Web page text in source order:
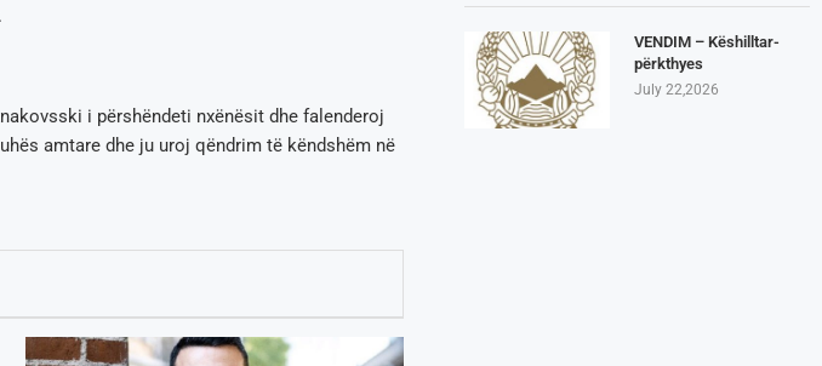
i përshëndeti nxënësit dhe falenderoj
amtare dhe ju uroj qëndrim të këndshëm në
VENDIM – Këshilltar-
përkthyes
July 22,2026